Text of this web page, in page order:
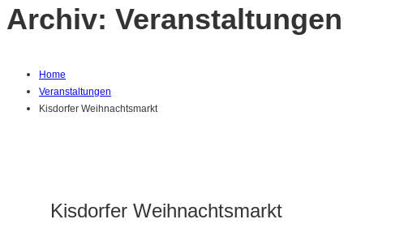
Archiv: Veranstaltungen
Home
Veranstaltungen
Kisdorfer Weihnachtsmarkt
Kisdorfer Weihnachtsmarkt